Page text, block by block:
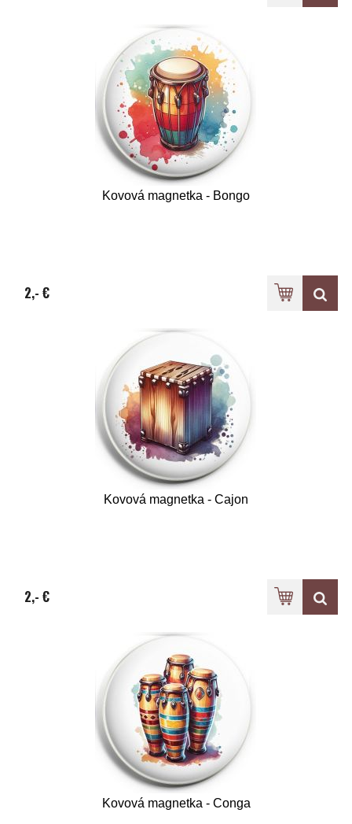
Kovová magnetka - Bongo
2,- €
Kovová magnetka - Cajon
2,- €
Kovová magnetka - Conga